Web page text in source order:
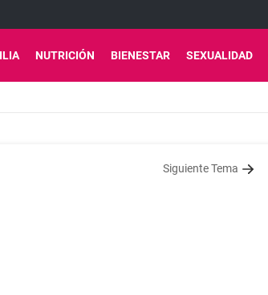
NUTRICIÓN BIENESTAR SEXUALIDAD
Siguiente Tema